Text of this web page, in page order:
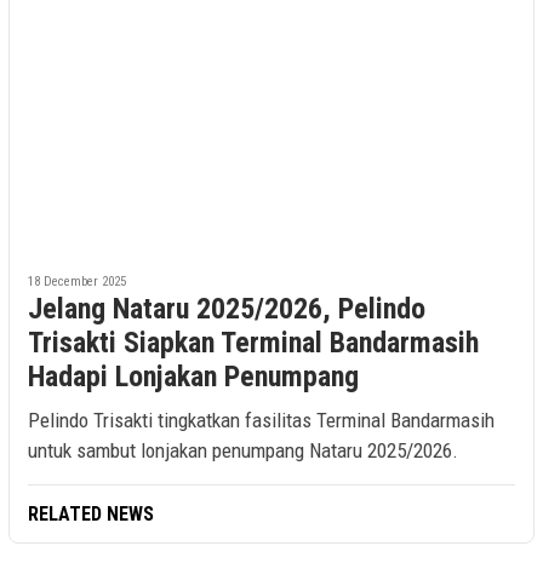
18 December 2025
Jelang Nataru 2025/2026, Pelindo
Trisakti Siapkan Terminal Bandarmasih
Hadapi Lonjakan Penumpang
Pelindo Trisakti tingkatkan fasilitas Terminal Bandarmasih
untuk sambut lonjakan penumpang Nataru 2025/2026.
RELATED NEWS